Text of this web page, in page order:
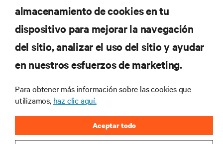
RECURSOS
CORPORATIVO
almacenamiento de cookies en tu
dispositivo para mejorar la navegación
del sitio, analizar el uso del sitio y ayudar
en nuestros esfuerzos de marketing.
Para obtener más información sobre las cookies que
utilizamos, haz clic aquí.
Aceptar todo